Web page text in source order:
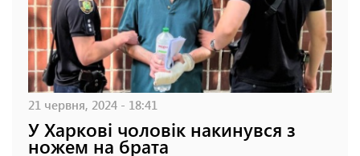
21 червня, 2024 - 18:41
У Харкові чоловік накинувся з
ножем на брата